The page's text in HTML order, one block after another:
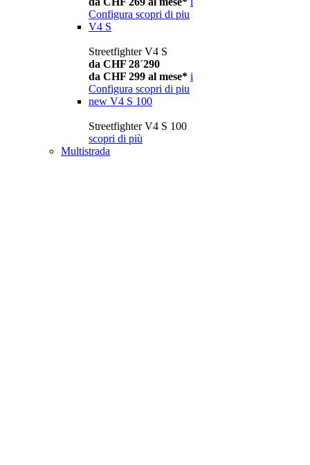
Configura scopri di piu
V4 S
Streetfighter V4 S
da CHF 28´290
da CHF 299 al mese* i
Configura scopri di piu
new V4 S 100
Streetfighter V4 S 100
scopri di più
Multistrada